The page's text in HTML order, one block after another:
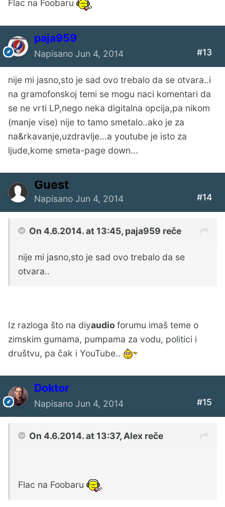
Flac na Foobaru
paja959
Napisano Jun 4, 2014 #13
nije mi jasno,sto je sad ovo trebalo da se otvara..i
na gramofonskoj temi se mogu naci komentari da
se ne vrti LP,nego neka digitalna opcija,pa nikom
(manje vise) nije to tamo smetalo..ako je za
na&rkavanje,uzdravlje...a youtube je isto za
ljude,kome smeta-page down...
Guest
Napisano Jun 4, 2014 #14
On 4.6.2014. at 13:45, paja959 reče
nije mi jasno,sto je sad ovo trebalo da se
otvara..
Iz razloga što na diyaudio forumu imaš teme o
zimskim gumama, pumpama za vodu, politici i
društvu, pa čak i YouTube..
Doktor
Napisano Jun 4, 2014 #15
On 4.6.2014. at 13:37, Alex reče
Flac na Foobaru